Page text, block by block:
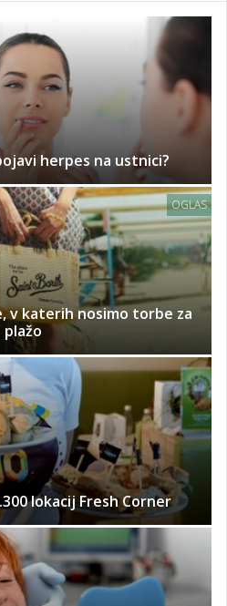
herpes na ustnici?
OGLAS
v katerih nosimo torbe za
plažo
lokacij Fresh Corner